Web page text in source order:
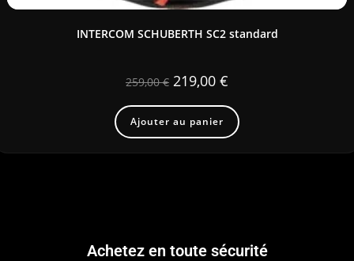
INTERCOM SCHUBERTH SC2 standard
259,00€ 219,00 €
Ajouter au panier
Achetez en toute sécurité